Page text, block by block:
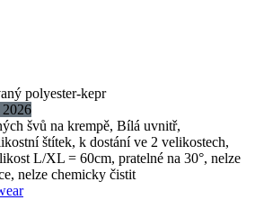
polyester-kepr
švů na krempě, Bílá uvnitř,
štítek, k dostání ve 2 velikostech,
L/XL = 60cm, pratelné na 30°, nelze
nelze chemicky čistit